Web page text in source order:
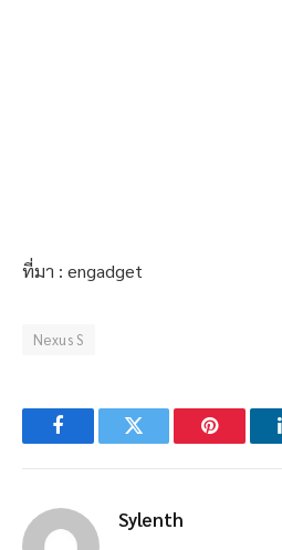
ที่มา : engadget
Nexus S
FacebookTwitter Pinterest
Sylenth